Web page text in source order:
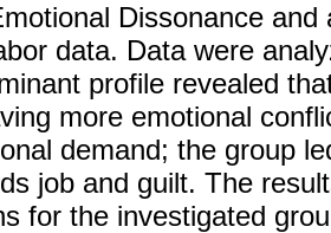
Dissonance
data. Data were
profile revealed
more emotional
demand; the group
job and guilt. The
for the investigated